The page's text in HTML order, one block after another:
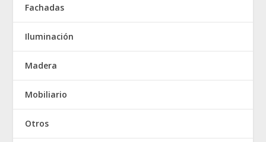
Fachadas
Iluminación
Madera
Mobiliario
Otros